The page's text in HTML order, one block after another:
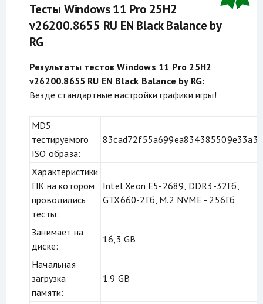
Тесты Windows 11 Pro 25H2
v26200.8655 RU EN Black Balance by
RG
Результаты тестов Windows 11 Pro 25H2
v26200.8655 RU EN Black Balance by RG:
Везде стандартные настройки графики игры!
MD5
тестируемого
ISO образа:
Характеристики
ПК на котором
проводились
тесты:
Intel Xeon E5-2689, DDR3-32Гб,
GTX660-2Гб, M.2 NVME - 256Гб
Занимает на
диске:
16,3 GB
Начальная
загрузка
памяти:
1.9 GB